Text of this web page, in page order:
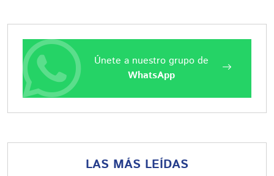
Únete a nuestro grupo de
WhatsApp
LAS MÁS LEÍDAS